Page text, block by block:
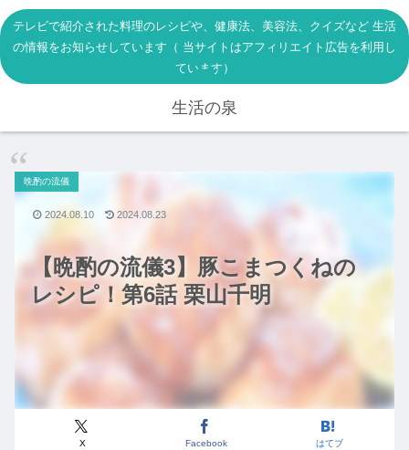
テレビで紹介された料理のレシピや、健康法、美容法、クイズなど 生活
の情報をお知らせしています（ 当サイトはアフィリエイト広告を利用し
ています）
生活の泉
【晩酌の流儀3】豚こまつくねの
レシピ！第6話 栗山千明
晩酌の流儀
X Facebook はてブ
2024.08.10 2024.08.23